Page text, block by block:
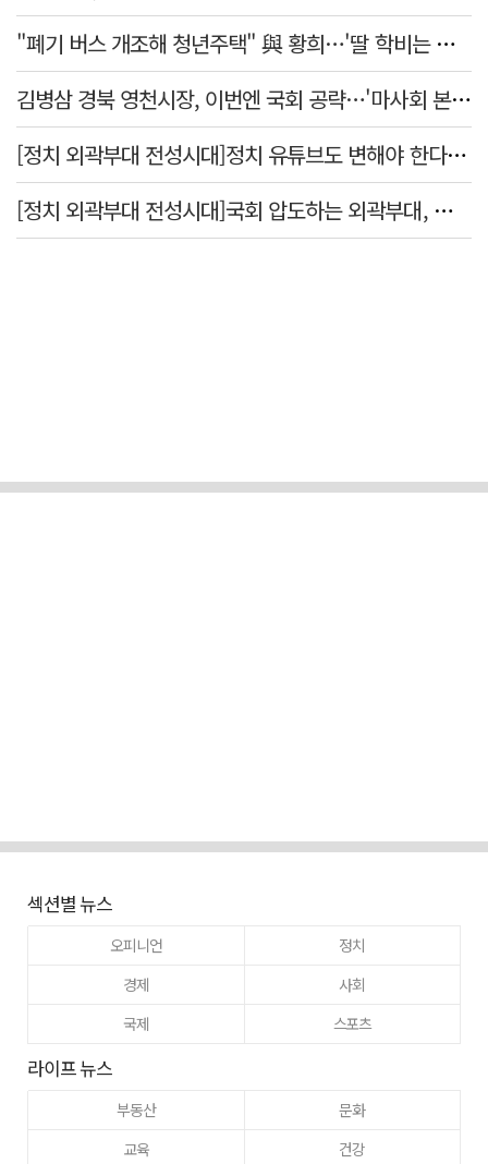
"폐기 버스 개조해 청년주택" 與 황희…'딸 학비는 年 4200만원'
김병삼 경북 영천시장, 이번엔 국회 공략…'마사회 본사 이전·광역교통망 확충' 요청
[정치 외곽부대 전성시대]정치 유튜브도 변해야 한다 "화합과 존중"
[정치 외곽부대 전성시대]국회 압도하는 외곽부대, 목소리 왜 커지나?
섹션별 뉴스
오피니언
정치
경제
사회
국제
스포츠
라이프 뉴스
부동산
문화
교육
건강